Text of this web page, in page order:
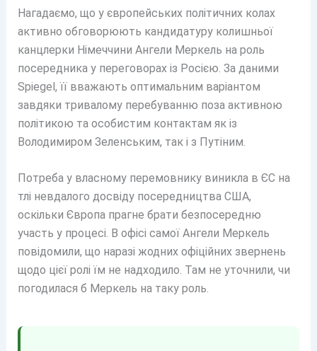
Нагадаємо, що у європейських політичних колах
активно обговорюють кандидатуру колишньої
канцлерки Німеччини Ангели Меркель на роль
посередника у переговорах із Росією. За даними
Spiegel, її вважають оптимальним варіантом
завдяки тривалому перебуванню поза активною
політикою та особистим контактам як із
Володимиром Зеленським, так і з Путіним.
Потреба у власному перемовнику виникла в ЄС на
тлі невдалого досвіду посередництва США,
оскільки Європа прагне брати безпосередню
участь у процесі. В офісі самої Ангели Меркель
повідомили, що наразі жодних офіційних звернень
щодо цієї ролі їм не надходило. Там не уточнили, чи
погодилася б Меркель на таку роль.